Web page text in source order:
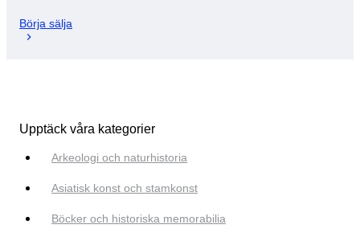
Börja sälja
Upptäck våra kategorier
Arkeologi och naturhistoria
Asiatisk konst och stamkonst
Böcker och historiska memorabilia